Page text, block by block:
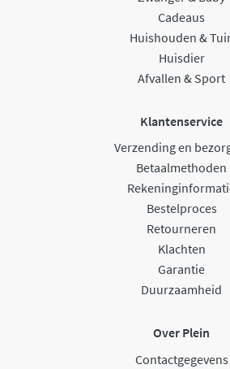
Cadeaus
Huishouden &
Huisdier
Afvallen & Sport
Klantenservice
Verzending en
Betaalmethoden
Bestelproces
Retourneren
Klachten
Garantie
Duurzaamheid
Over Plein
Contactgegevens